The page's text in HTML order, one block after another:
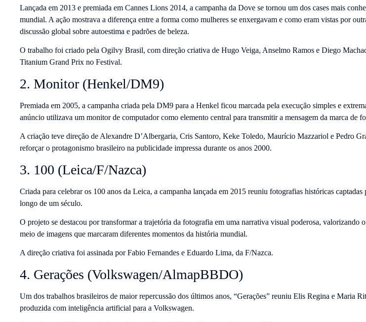
Lançada em 2013 e premiada em Cannes Lions 2014, a campanha da Dove se tornou um dos cases mais
mundial. A ação mostrava a diferença entre a forma como mulheres se enxergavam e como eram vistas por
discussão global sobre autoestima e padrões de beleza.
O trabalho foi criado pela Ogilvy Brasil, com direção criativa de Hugo Veiga, Anselmo Ramos e Diego
Titanium Grand Prix no Festival.
2. Monitor (Henkel/DM9)
Premiada em 2005, a campanha criada pela DM9 para a Henkel ficou marcada pela execução simples e
anúncio utilizava um monitor de computador como elemento central para transmitir a mensagem da marca de
A criação teve direção de Alexandre D’Albergaria, Cris Santoro, Keke Toledo, Maurício Mazzariol e Pedro
reforçar o protagonismo brasileiro na publicidade impressa durante os anos 2000.
3. 100 (Leica/F/Nazca)
Criada para celebrar os 100 anos da Leica, a campanha lançada em 2015 reuniu fotografias históricas captadas
longo de um século.
O projeto se destacou por transformar a trajetória da fotografia em uma narrativa visual poderosa, valorizando
meio de imagens que marcaram diferentes momentos da história mundial.
A direção criativa foi assinada por Fabio Fernandes e Eduardo Lima, da F/Nazca.
4. Gerações (Volkswagen/AlmapBBDO)
Um dos trabalhos brasileiros de maior repercussão dos últimos anos, “Gerações” reuniu Elis Regina e Maria
produzida com inteligência artificial para a Volkswagen.